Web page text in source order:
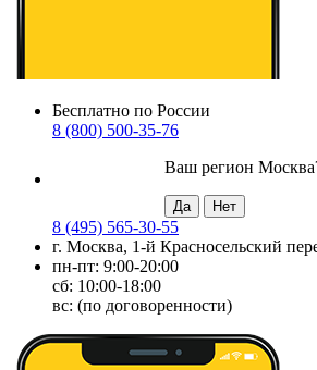
Бесплатно по России
8 (800) 500-35-76
Ваш регион Москва
8 (495) 565-30-55
г. Москва, 1-й Красносельский
пн-пт: 9:00-20:00
сб: 10:00-18:00
вс: (по договоренности)